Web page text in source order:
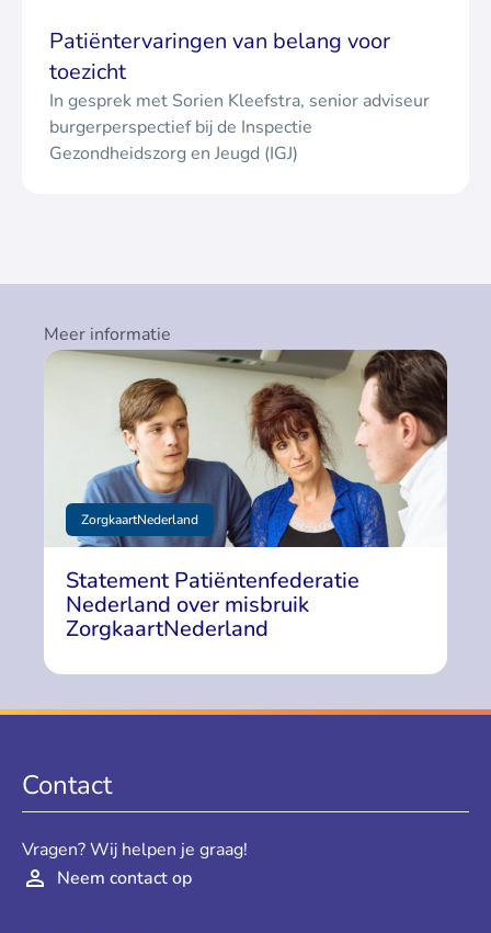
Patiëntervaringen van belang voor
toezicht
In gesprek met Sorien Kleefstra, senior adviseur
burgerperspectief bij de Inspectie
Gezondheidszorg en Jeugd (IGJ)
Meer informatie
Statement Patiëntenfederatie
Nederland over misbruik
ZorgkaartNederland
ZorgkaartNederland
Contact
Vragen? Wij helpen je graag!
Neem contact op